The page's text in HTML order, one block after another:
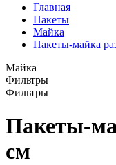
Главная
Пакеты
Майка
Пакеты-майка
Майка
Фильтры
Фильтры
Пакеты-
см